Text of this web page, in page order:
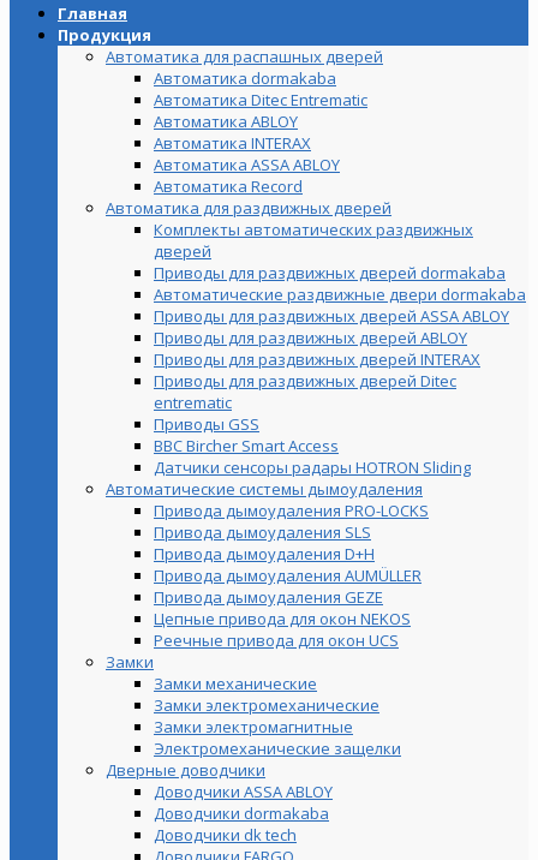
Главная
Продукция
Автоматика для распашных дверей
Автоматика dormakaba
Автоматика Ditec Entrematic
Автоматика ABLOY
Автоматика INTERAX
Автоматика ASSA ABLOY
Автоматика Record
Автоматика для раздвижных дверей
Комплекты автоматических раздвижных
дверей
Приводы для раздвижных дверей dormakaba
Автоматические раздвижные двери dormakaba
Приводы для раздвижных дверей ASSA ABLOY
Приводы для раздвижных дверей ABLOY
Приводы для раздвижных дверей INTERAX
Приводы для раздвижных дверей Ditec
entrematic
Приводы GSS
BBC Bircher Smart Access
Датчики сенсоры радары HOTRON Sliding
Автоматические системы дымоудаления
Привода дымоудаления PRO-LOCKS
Привода дымоудаления SLS
Привода дымоудаления D+H
Привода дымоудаления AUMÜLLER
Привода дымоудаления GEZE
Цепные привода для окон NEKOS
Реечные привода для окон UСS
Замки
Замки механические
Замки электромеханические
Замки электромагнитные
Электромеханические защелки
Дверные доводчики
Доводчики ASSA ABLOY
Доводчики dormakaba
Доводчики dk tech